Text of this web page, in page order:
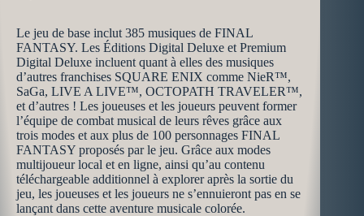
Le jeu de base inclut 385 musiques de FINAL
FANTASY. Les Éditions Digital Deluxe et Premium
Digital Deluxe incluent quant à elles des musiques
d’autres franchises SQUARE ENIX comme NieR™,
SaGa, LIVE A LIVE™, OCTOPATH TRAVELER™,
et d’autres ! Les joueuses et les joueurs peuvent former
l’équipe de combat musical de leurs rêves grâce aux
trois modes et aux plus de 100 personnages FINAL
FANTASY proposés par le jeu. Grâce aux modes
multijoueur local et en ligne, ainsi qu’au contenu
téléchargeable additionnel à explorer après la sortie du
jeu, les joueuses et les joueurs ne s’ennuieront pas en se
lançant dans cette aventure musicale colorée.